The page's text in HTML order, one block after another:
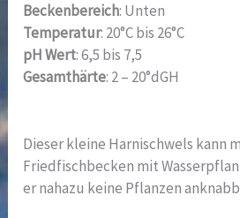
Beckenbereich: Unten
Temperatur: 20°C bis 26°C
pH Wert: 6,5 bis 7,5
Gesamthärte: 2 – 20°dGH
Dieser kleine Harnischwels kann
Friedfischbecken mit
er nahazu keine Pflanzen